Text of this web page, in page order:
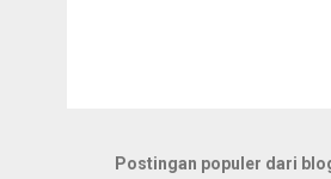
Postingan populer dari